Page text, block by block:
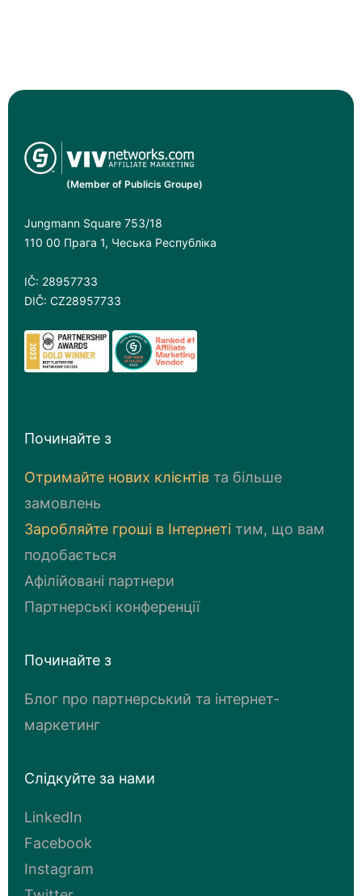
(Member of Publicis Groupe)
Jungmann Square 753/18
110 00 Прага 1, Чеська Республіка
IČ: 28957733
DIČ: CZ28957733
Починайте з
Отримайте нових клієнтів та більше
замовлень
Заробляйте грошi в Iнтернетi тим, що вам
подобається
Афілійовані партнери
Партнерські конференції
Починайте з
Блог про партнерський та інтернет-
маркетинг
Слідкуйте за нами
LinkedIn
Facebook
Instagram